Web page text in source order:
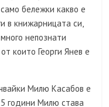
бележки какво е
в книжарницата си,
непознати
които Георги Янев е
Милю Касабов е
години Милю става